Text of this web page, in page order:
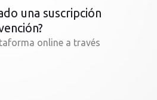
una suscripción
online a través